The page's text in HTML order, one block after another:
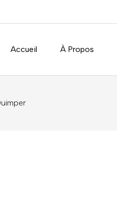
Accueil À Propos